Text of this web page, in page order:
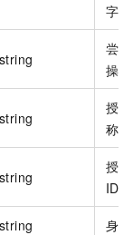
字
string
尝
操
string
授
称。
string
授
ID。
string 身